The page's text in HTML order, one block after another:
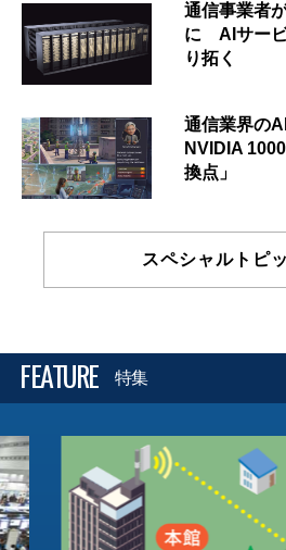
通信事業者
に AIサービ
り拓く
通信業界の
NVIDIA
換点」
スペシャルトピ
FEATURE 特集